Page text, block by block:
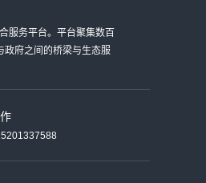
服务平台。平台聚集数百
政府之间的桥梁与生态服